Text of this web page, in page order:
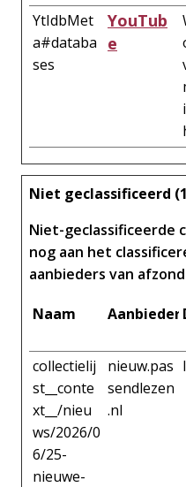
YtIdbMet
a#databa
ses
YouTub
e
Niet geclassificeerd
Niet-geclassificeerde
nog aan het
aanbieders van
Naam Aanbieder
collectielij
st__conte
xt__/nieu
ws/2026/0
6/25-
nieuwe-
nieuw.pas
sendlezen
.nl